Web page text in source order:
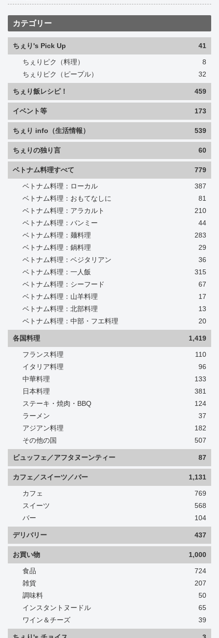
カテゴリー
ちぇり's Pick Up 41
ちぇりピク（料理）
8
ちぇりピク（ピープル）
32
ちぇり飯レシピ！ 459
イベント等 173
ちぇり info（生活情報） 539
ちぇりの独り言 60
ベトナム料理すべて 779
ベトナム料理：ローカル
387
ベトナム料理：おもてなしに
81
ベトナム料理：アラカルト
210
ベトナム料理：バンミー
44
ベトナム料理：麺料理
283
ベトナム料理：鍋料理
29
ベトナム料理：ベジタリアン
36
ベトナム料理：一人飯
315
ベトナム料理：シーフード
67
ベトナム料理：山羊料理
17
ベトナム料理：北部料理
13
ベトナム料理：中部・フエ料理
20
各国料理 1,419
フランス料理
110
イタリア料理
96
中華料理
133
日本料理
381
ステーキ・焼肉・BBQ
124
ラーメン
37
アジアン料理
182
その他の国
507
ビュッフェ／アフタヌーンティー 87
カフェ／スイーツ／バー 1,131
カフェ
769
スイーツ
568
バー
104
デリバリー 437
お買い物 1,000
食品
724
雑貨
207
調味料
50
インスタントヌードル
65
ワイン＆チーズ
39